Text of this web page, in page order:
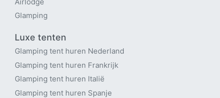
Glamping
Luxe tenten
Glamping tent huren Nederland
Glamping tent huren Frankrijk
Glamping tent huren Italië
Glamping tent huren Spanje